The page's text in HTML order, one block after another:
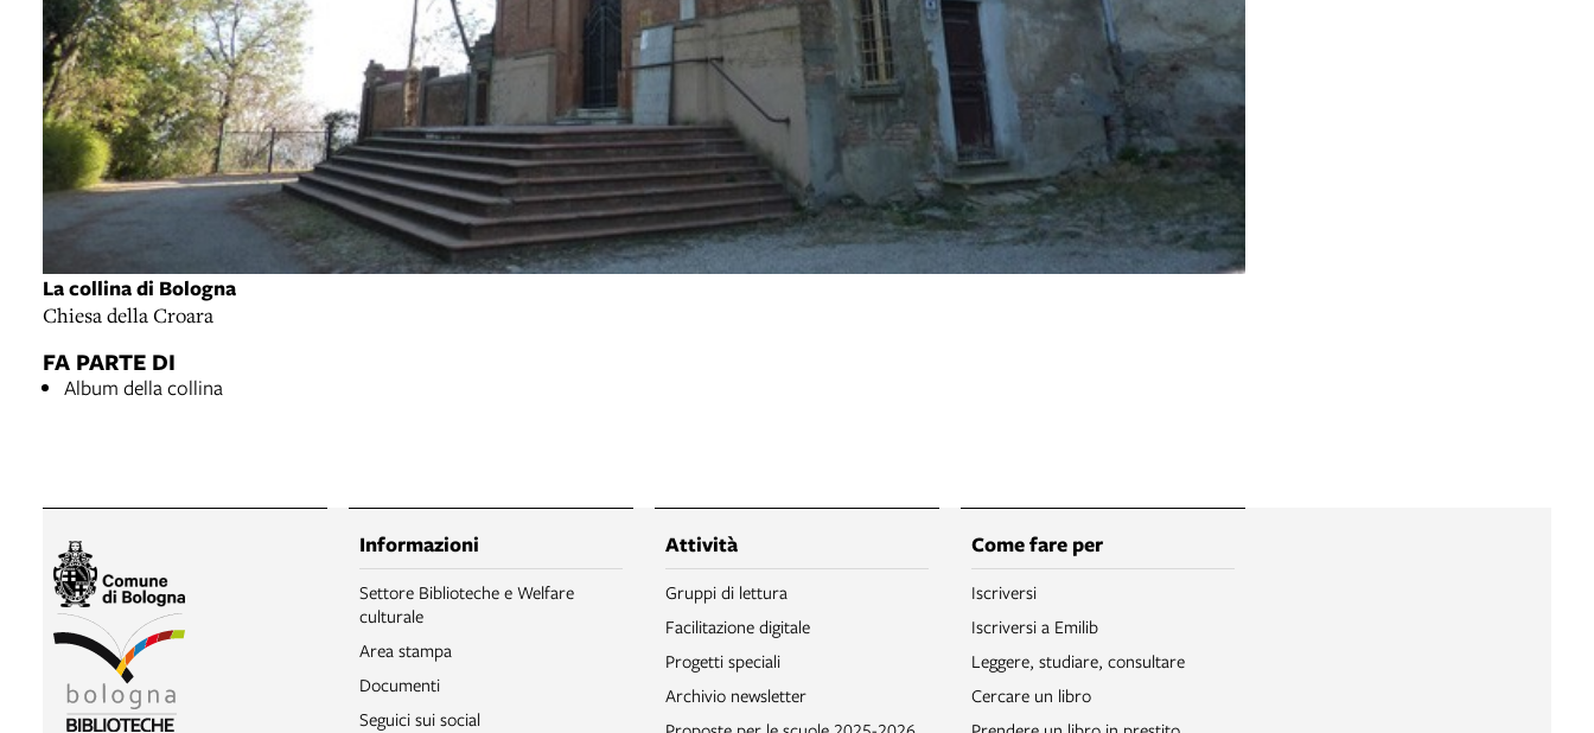
La collina di Bologna
Chiesa della Croara
FA PARTE DI
Album della collina
Informazioni
Settore Biblioteche e Welfare
culturale
Area stampa
Documenti
Seguici sui social
Attività
Gruppi di lettura
Facilitazione digitale
Progetti speciali
Archivio newsletter
Come fare per
Iscriversi
Iscriversi a Emilib
Leggere, studiare, consultare
Cercare un libro